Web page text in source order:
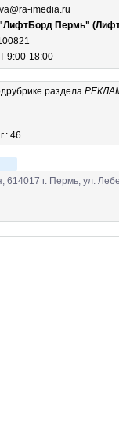
imedia.ru
Пермь"
9:00-18:00
раздела
46
614017 г. Пермь, ул.